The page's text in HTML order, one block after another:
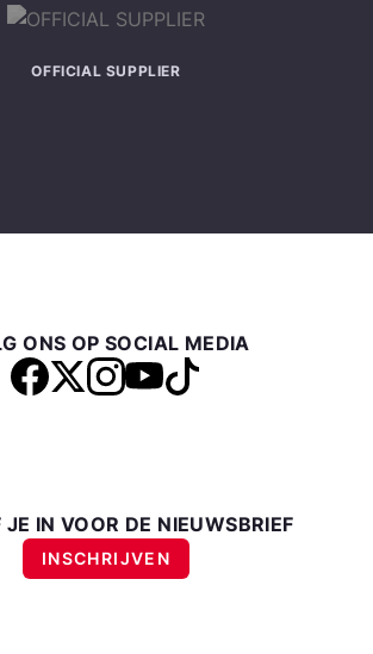
OFFICIAL SUPPLIER
ONS OP SOCIAL MEDIA
JE IN VOOR DE NIEUWSBRIEF
INSCHRIJVEN